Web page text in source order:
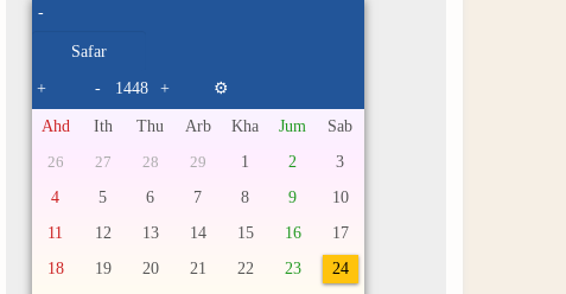
-
+ - + ⚙
Ahd Ith Thu Arb Kha Jum Sab
26 27 28 29 1 2
3
4
5 6 7 8 9
10
11
12 13 14 15 16
17
18
19 20 21 22 23
24